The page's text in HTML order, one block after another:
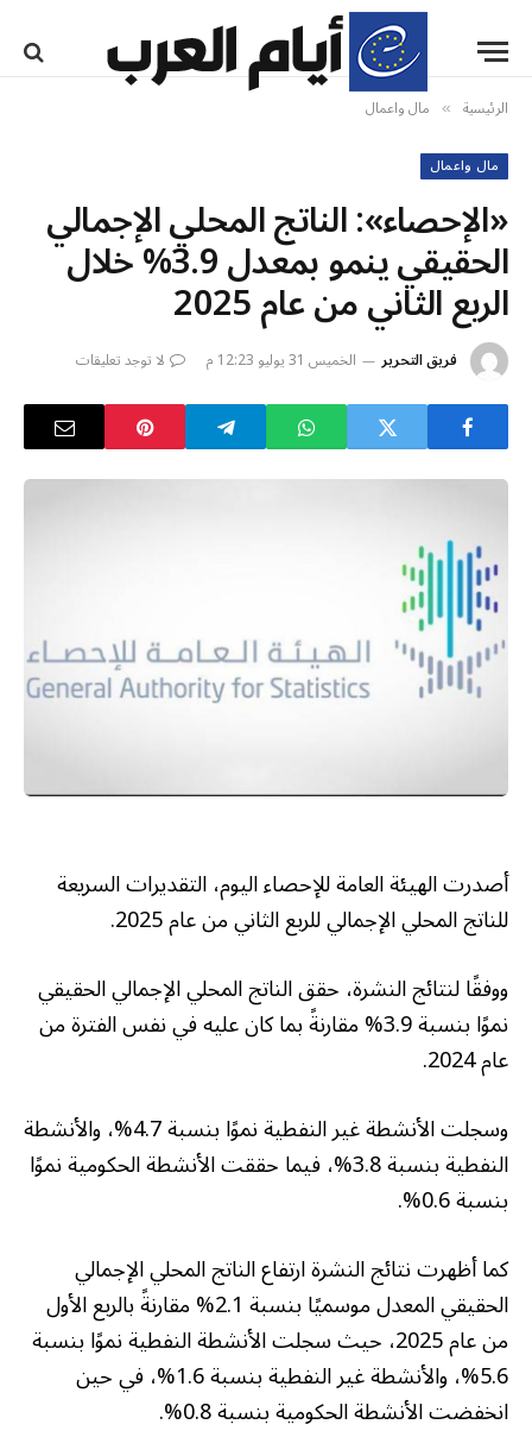
الرئيسية » مال واعمال
مال واعمال
«الإحصاء»: الناتج المحلي الإجمالي
الحقيقي ينمو بمعدل 3.9% خلال
الربع الثاني من عام 2025
فريق التحرير الخميس 31 يوليو 12:23 م لا توجد تعليقات
أصدرت الهيئة العامة للإحصاء اليوم، التقديرات السريعة
للناتج المحلي الإجمالي للربع الثاني من عام 2025.
ووفقًا لنتائج النشرة، حقق الناتج المحلي الإجمالي الحقيقي
نموًا بنسبة 3.9% مقارنةً بما كان عليه في نفس الفترة من
عام 2024.
وسجلت الأنشطة غير النفطية نموًا بنسبة 4.7%، والأنشطة
النفطية بنسبة 3.8%، فيما حققت الأنشطة الحكومية نموًا
بنسبة 0.6%.
كما أظهرت نتائج النشرة ارتفاع الناتج المحلي الإجمالي
الحقيقي المعدل موسميًا بنسبة 2.1% مقارنةً بالربع الأول
من عام 2025، حيث سجلت الأنشطة النفطية نموًا بنسبة
5.6%، والأنشطة غير النفطية بنسبة 1.6%، في حين
انخفضت الأنشطة الحكومية بنسبة 0.8%.